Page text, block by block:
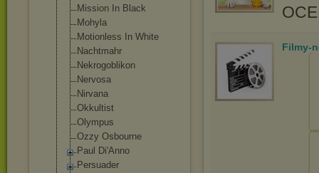
Mission In Black
Mohyla
Motionless In White
Nachtmahr
Nekrogoblikon
Nervosa
Nirvana
Okkultist
Olympus
Ozzy Osbourne
Paul Di'Anno
Persuader
Filmy-